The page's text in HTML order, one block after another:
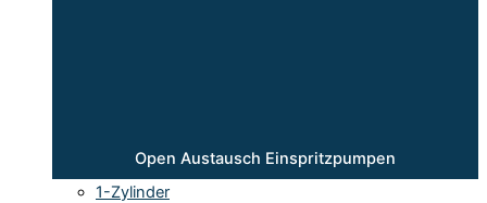
Open Austausch Einspritzpumpen
1-Zylinder